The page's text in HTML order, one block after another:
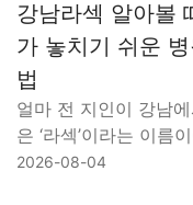
강남라섹 알아볼
가 놓치기 쉬운
법
얼마 전 지인이 강남
은 ‘라섹’이라는 이름
2026-08-04